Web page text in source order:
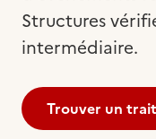
Structures
intermédiaire.
Trouver un